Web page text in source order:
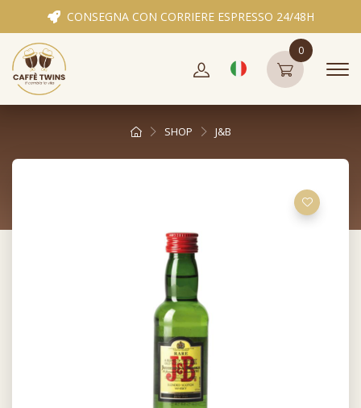
CONSEGNA CON CORRIERE ESPRESSO 24/48H
0
SHOP J&B